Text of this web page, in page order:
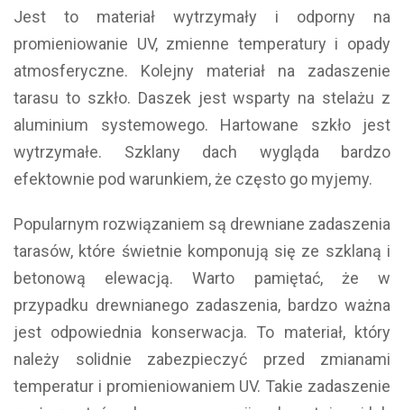
Jest to materiał wytrzymały i odporny na
promieniowanie UV, zmienne temperatury i opady
atmosferyczne. Kolejny materiał na zadaszenie
tarasu to szkło. Daszek jest wsparty na stelażu z
aluminium systemowego. Hartowane szkło jest
wytrzymałe. Szklany dach wygląda bardzo
efektownie pod warunkiem, że często go myjemy.
Popularnym rozwiązaniem są drewniane zadaszenia
tarasów, które świetnie komponują się ze szklaną i
betonową elewacją. Warto pamiętać, że w
przypadku drewnianego zadaszenia, bardzo ważna
jest odpowiednia konserwacja. To materiał, który
należy solidnie zabezpieczyć przed zmianami
temperatur i promieniowaniem UV. Takie zadaszenie